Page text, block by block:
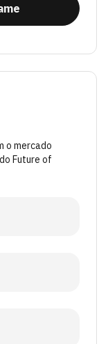
o mercado
Future of